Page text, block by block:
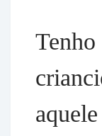
Tenho